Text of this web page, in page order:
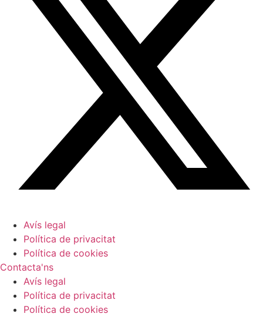
Avís legal
Política de privacitat
Política de cookies
Contacta'ns
Avís legal
Política de privacitat
Política de cookies